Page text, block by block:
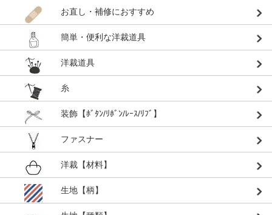
お直し・補修におすすめ
簡単・便利な洋裁道具
洋裁道具
糸
装飾【ﾎﾞﾀﾝ/ﾘﾎﾞﾝ/ﾚｰｽ/ﾘﾌﾞ】
ファスナー
洋裁【材料】
生地【柄】